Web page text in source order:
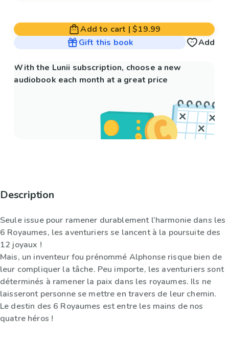
Add to cart |$19.99
Gift this book
Add
With the Lunii subscription, choose a new
audiobook each month at a great price
Description
Seule issue pour ramener durablement l’harmonie dans les
6 Royaumes, les aventuriers se lancent à la poursuite des
12 joyaux !
Mais, un inventeur fou prénommé Alphonse risque bien de
leur compliquer la tâche. Peu importe, les aventuriers sont
déterminés à ramener la paix dans les royaumes. Ils ne
laisseront personne se mettre en travers de leur chemin.
Le destin des 6 Royaumes est entre les mains de nos
quatre héros !